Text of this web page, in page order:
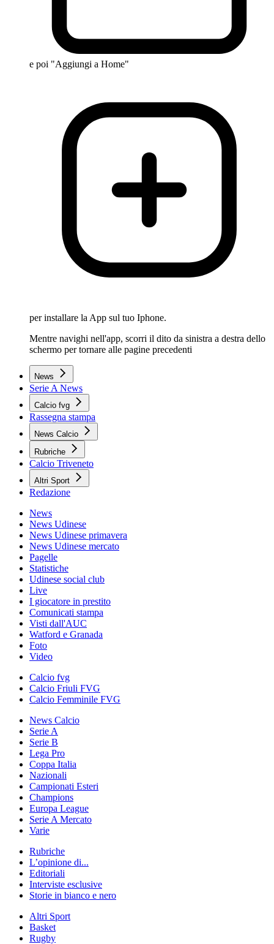
e poi "Aggiungi a Home"
per installare la App sul tuo Iphone.
Mentre navighi nell'app, scorri il dito da sinistra a destra dello
schermo per tornare alle pagine precedenti
News
Serie A News
Calcio fvg
Rassegna stampa
News Calcio
Rubriche
Calcio Triveneto
Altri Sport
Redazione
News
News Udinese
News Udinese primavera
News Udinese mercato
Pagelle
Statistiche
Udinese social club
Live
I giocatore in prestito
Comunicati stampa
Visti dall'AUC
Watford e Granada
Foto
Video
Calcio fvg
Calcio Friuli FVG
Calcio Femminile FVG
News Calcio
Serie A
Serie B
Lega Pro
Coppa Italia
Nazionali
Campionati Esteri
Champions
Europa League
Serie A Mercato
Varie
Rubriche
L’opinione di...
Editoriali
Interviste esclusive
Storie in bianco e nero
Altri Sport
Basket
Rugby